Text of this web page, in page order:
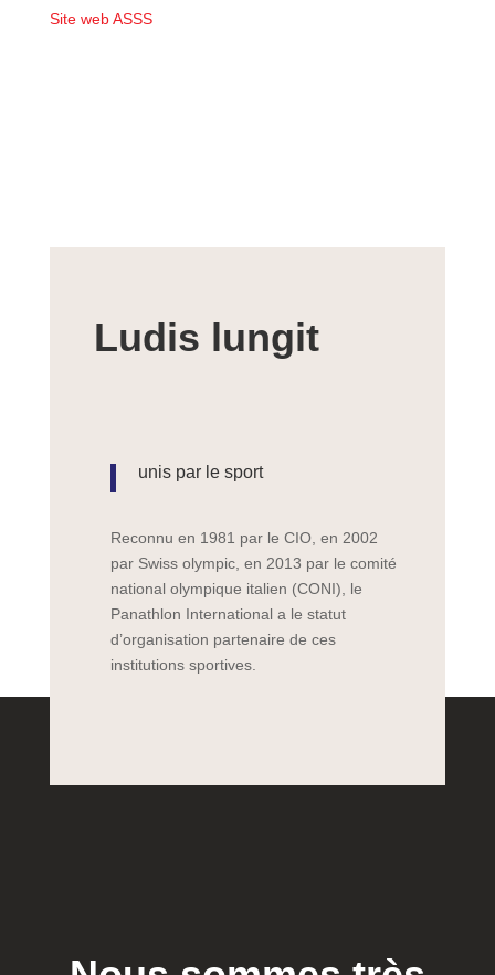
Site web ASSS
Ludis lungit
unis par le sport
Reconnu en 1981 par le CIO, en 2002
par Swiss olympic, en 2013 par le comité
national olympique italien (CONI), le
Panathlon International a le statut
d’organisation partenaire de ces
institutions sportives.